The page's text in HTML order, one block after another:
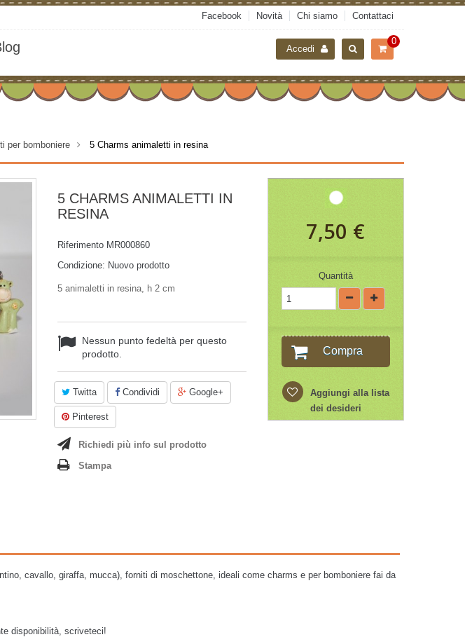
Facebook Novità Chi siamo Contattaci
0
Accedi
per bomboniere > 5 Charms animaletti in resina
5 CHARMS ANIMALETTI IN
RESINA
Riferimento MR000860
Condizione: Nuovo prodotto
5 animaletti in resina, h 2 cm
Nessun punto fedeltà per questo
prodotto.
Twitta Condividi Google+
Pinterest
Richiedi più info sul prodotto
Stampa
7,50 €
Quantità
Compra
Aggiungi alla lista
dei desideri
cavallo, giraffa, mucca), forniti di moschettone, ideali come charms e per bomboniere fai da
disponibilità, scriveteci!